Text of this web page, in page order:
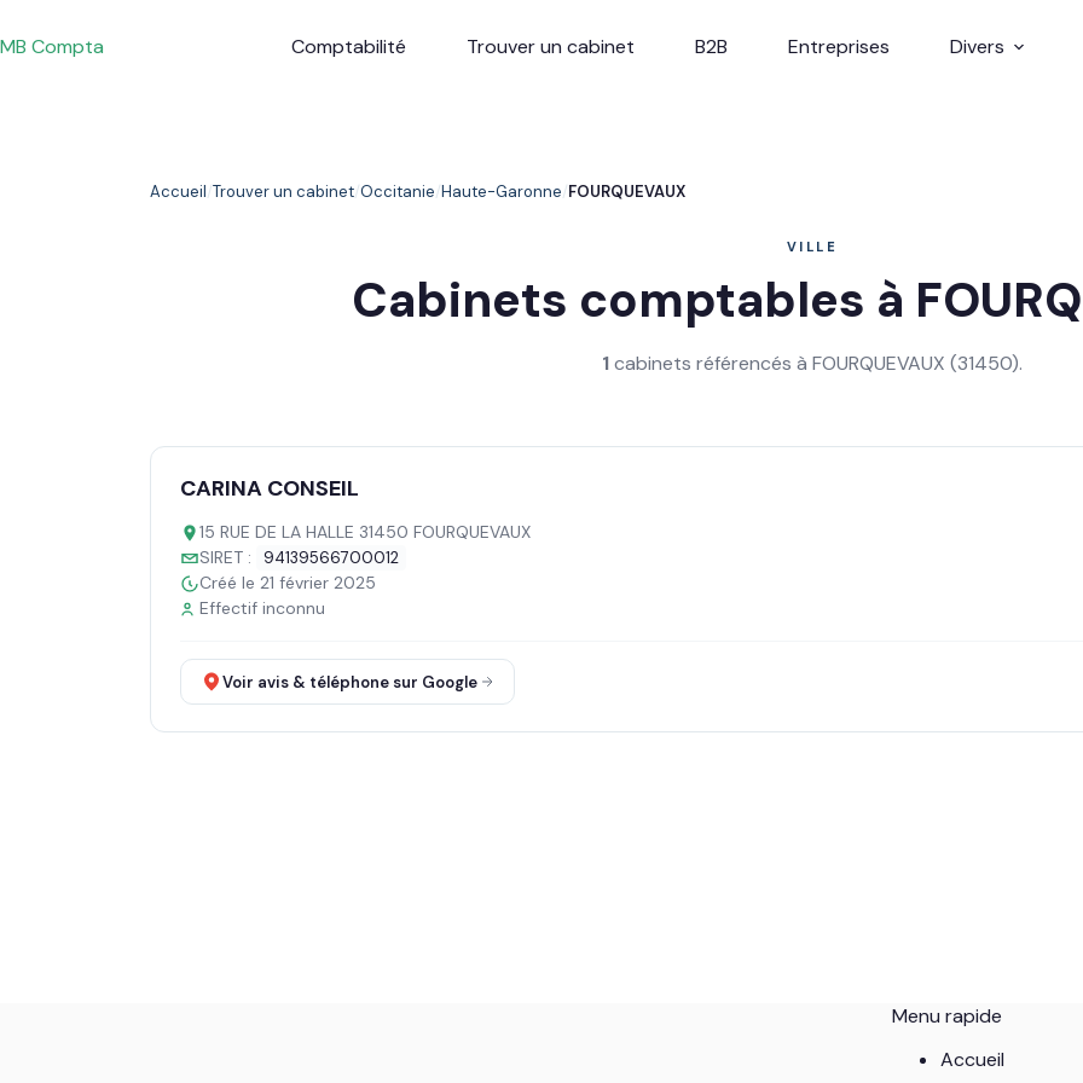
au
contenu
MB Compta Comptabilité Trouver un cabinet B2B Entreprises Divers
Accueil Trouver un cabinet Occitanie Haute-Garonne FOURQUEVAUX
VILLE
Cabinets comptables à
1cabinets référencés à FOURQUEVAUX (31450).
CARINA CONSEIL
15 RUE DE LA HALLE 31450 FOURQUEVAUX
SIRET :
94139566700012
Créé le 21 février 2025
Effectif inconnu
Voir avis & téléphone sur Google
Menu rapide
Accueil